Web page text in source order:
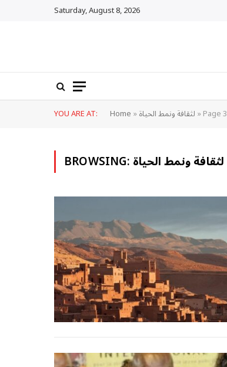
Saturday, August 8, 2026
YOU ARE AT: Home»لثقافة ونمط الحياة»Page 3
BROWSING:لثقافة ونمط الحياة